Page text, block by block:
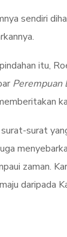
sendiri
itu,
Perempuan
surat
zaman.
daripada